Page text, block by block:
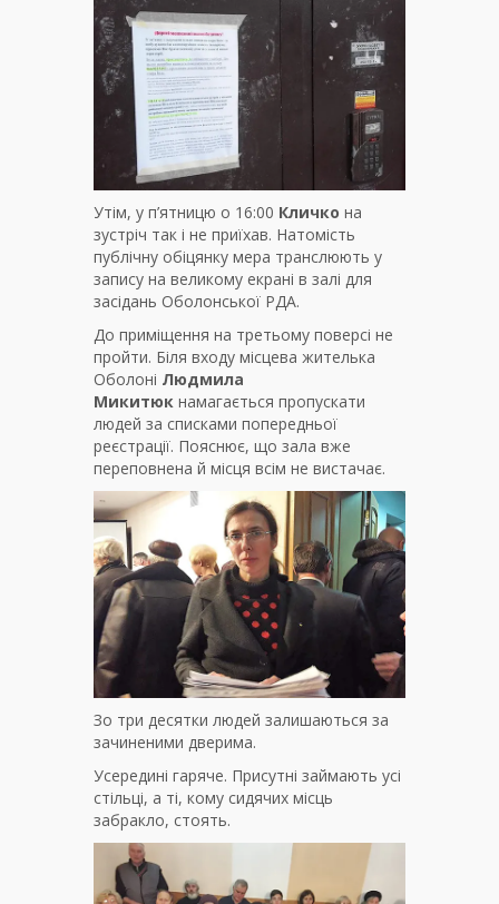
Утім, у п’ятницю о 16:00 Кличко на
зустріч так і не приїхав. Натомість
публічну обіцянку мера транслюють у
запису на великому екрані в залі для
засідань Оболонської РДА.
До приміщення на третьому поверсі не
пройти. Біля входу місцева жителька
Оболоні Людмила
Микитюк намагається пропускати
людей за списками попередньої
реєстрації. Пояснює, що зала вже
переповнена й місця всім не вистачає.
Зо три десятки людей залишаються за
зачиненими дверима.
Усередині гаряче. Присутні займають усі
стільці, а ті, кому сидячих місць
забракло, стоять.